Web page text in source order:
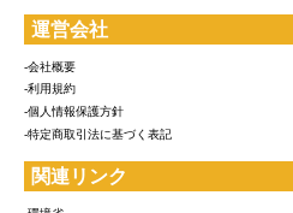
運営会社
-会社概要
-利用規約
-個人情報保護方針
-特定商取引法に基づく表記
関連リンク